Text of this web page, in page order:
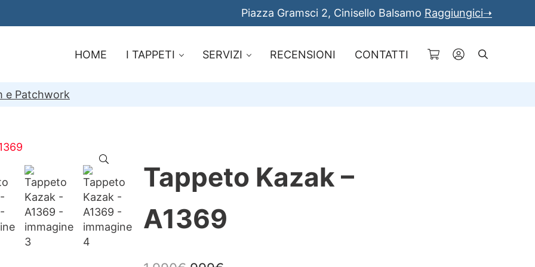
Piazza Gramsci 2, Cinisello Balsamo Raggiungici➝
HOME I TAPPETI SERVIZI RECENSIONI CONTATTI Cerca
e Patchwork
🔍
Tappeto Kazak –
A1369